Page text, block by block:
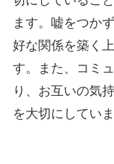
ます。嘘をつか
好な関係を築く
す。また、コミ
り、お互いの気
を大切にしていま